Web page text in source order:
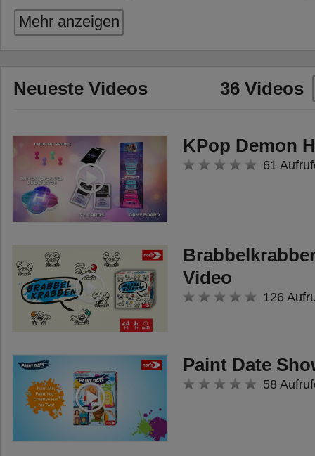
Nur gemeinsam können die
Spieler die Abenteuer in der
Escape Room Virtual Reality
mit der die Spieler mit Hilfe der
zugehörigen Escape Room-App
live in die Spielwelt eintauchen
können.
Gefangen in einem U-Boot oder
mit einem Helikopter abgestürzt,
müssen die Spieler
zusammenarbeiten, um das
Abenteuer erfolgreich
abzuschließen und sich aus der
misslichen Lage zu befreien.
Doch dafür bleibt nicht viel Zeit, in
nur einer Stunde müssen alle
Aufgaben gelöst werden, um
Mehr anzeigen
Neueste Videos 36 Videos
KPop Demon
61
Video
126
Paint Date
58